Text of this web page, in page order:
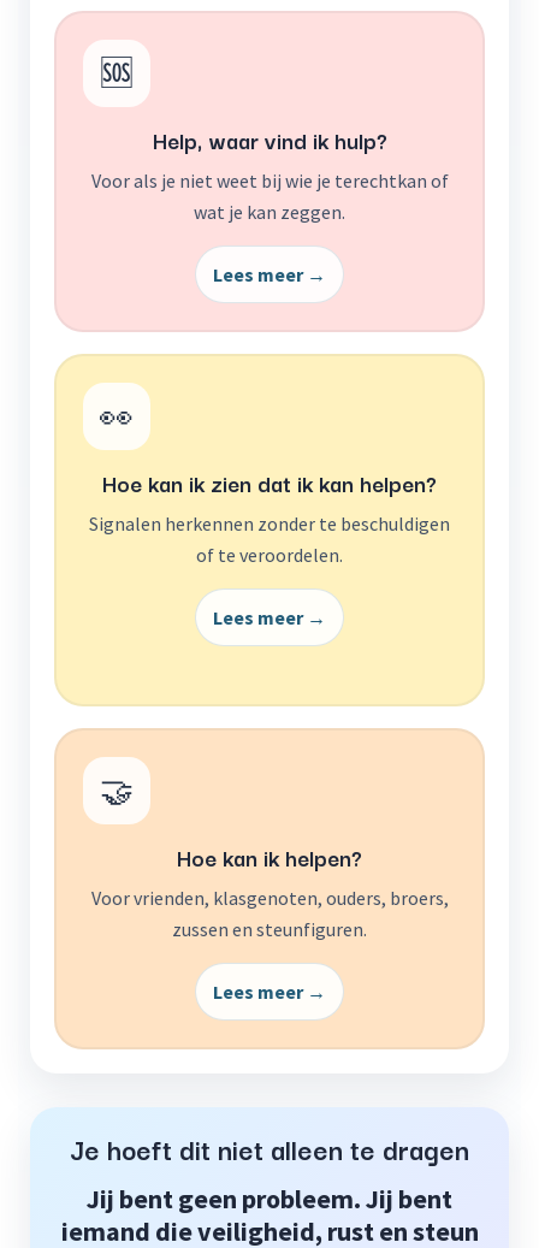
🆘
Help, waar vind ik hulp?
Voor als je niet weet bij wie je terechtkan of
wat je kan zeggen.
Lees meer →
👀
Hoe kan ik zien dat ik kan helpen?
Signalen herkennen zonder te beschuldigen
of te veroordelen.
Lees meer →
🤝
Hoe kan ik helpen?
Voor vrienden, klasgenoten, ouders, broers,
zussen en steunfiguren.
Lees meer →
Je hoeft dit niet alleen te dragen
Jij bent geen probleem. Jij bent
iemand die veiligheid, rust en steun